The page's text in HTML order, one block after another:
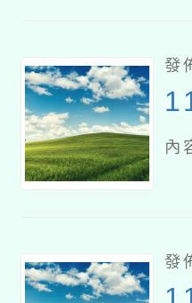
發
內
發